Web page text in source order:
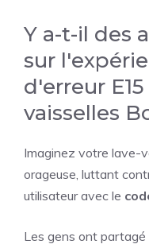
Y a-t-il des
sur
d'erreur
vaisselles
Imaginez votre lave-
orageuse, luttant
utilisateur avec le
Les gens ont